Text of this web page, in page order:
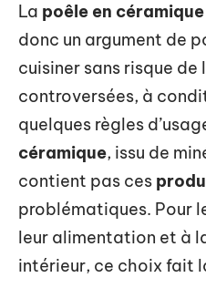
La poêle en
donc un argument de
cuisiner sans risque
controversées, à
quelques règles
céramique, issu de
contient pas ces
problématiques. Pour
leur alimentation et à
intérieur, ce choix fait